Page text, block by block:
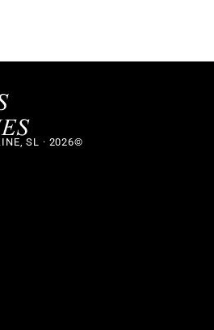
SL · 2026©